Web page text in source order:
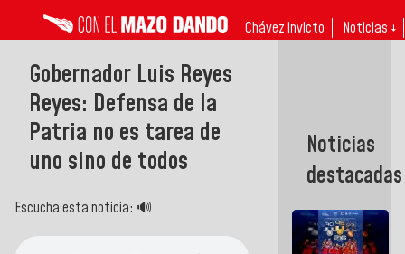
Chávez invicto Noticias ↓
Gobernador Luis Reyes
Reyes: Defensa de la
Patria no es tarea de
uno sino de todos
Escucha esta noticia: 🔊
Noticias
destacadas